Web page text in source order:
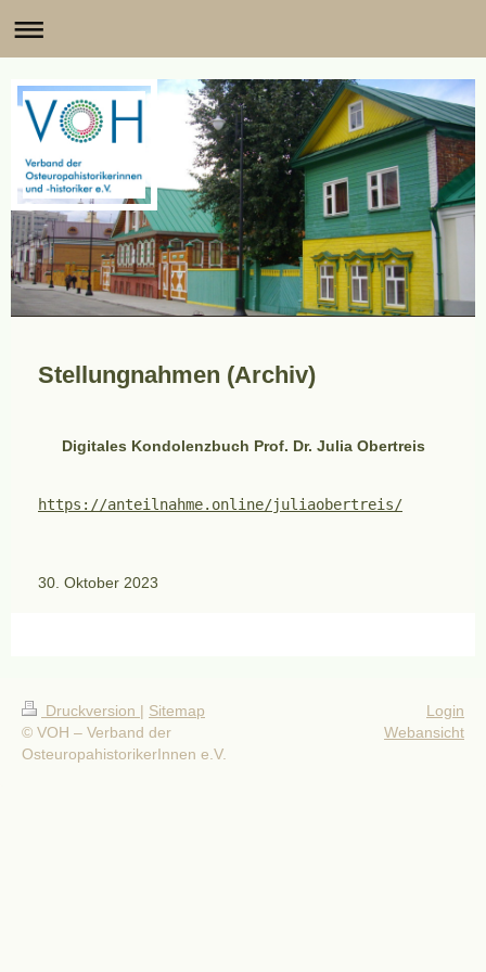
Stellungnahmen (Archiv)
Digitales Kondolenzbuch Prof. Dr. Julia Obertreis
https://anteilnahme.online/juliaobertreis/
30. Oktober 2023
Druckversion | Sitemap
© VOH – Verband der
OsteuropahistorikerInnen e.V.
Login
Webansicht